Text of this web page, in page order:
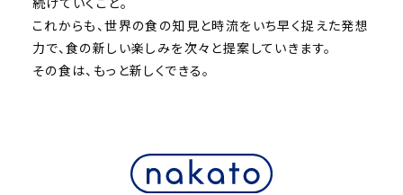
これからも、世界の食の知見と時流をいち早く捉えた発想
力で、食の新しい楽しみを次々と提案していきます。
その食は、もっと新しくできる。